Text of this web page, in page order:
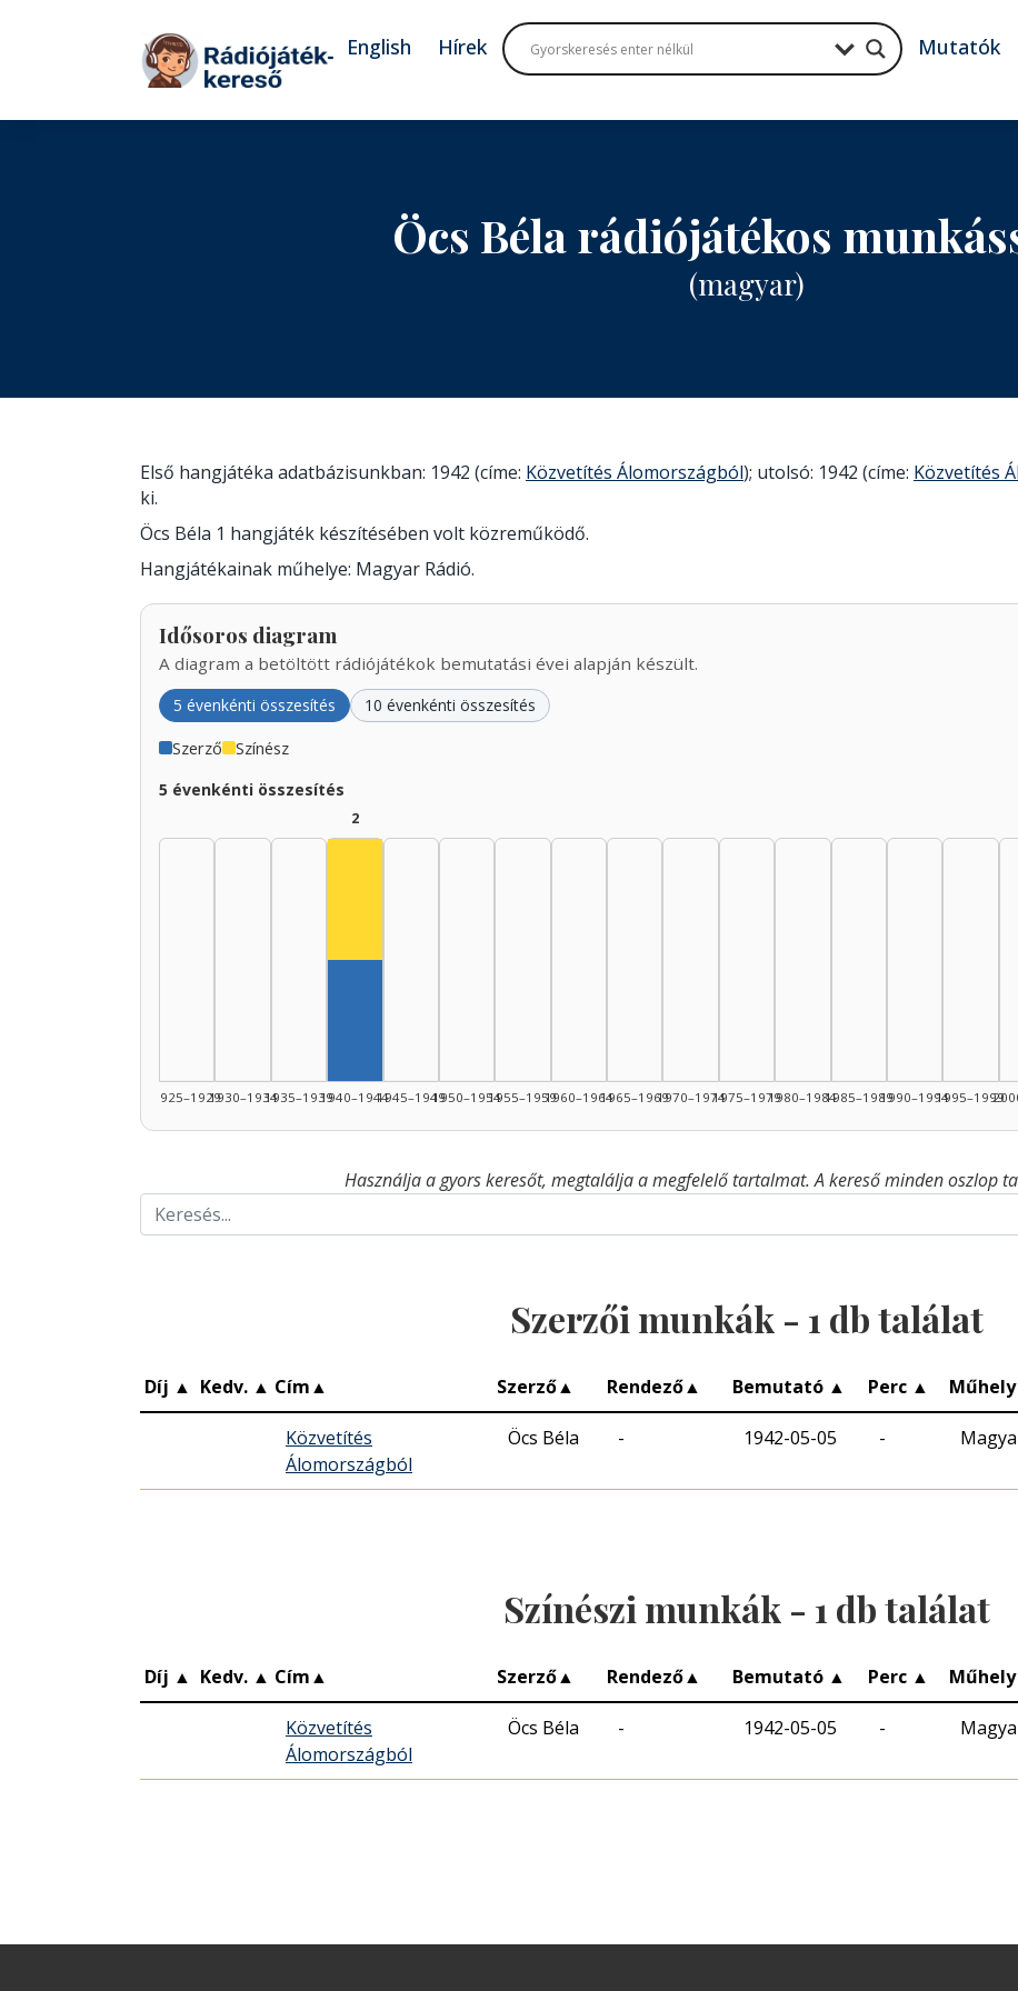
Tovább a tartalomhoz
English Hírek Mutatók
Öcs Béla rádiójátékos
(magyar)
Első hangjátéka adatbázisunkban: 1942 (címe: Közvetítés Álomországból); utolsó: 1942 (címe: Közvetítés
ki.
Öcs Béla 1 hangjáték készítésében volt közreműködő.
Hangjátékainak műhelye: Magyar Rádió.
Idősoros diagram
A diagram a betöltött rádiójátékok bemutatási évei alapján készült.
5 évenkénti összesítés 10 évenkénti összesítés
Szerző Színész
5 évenkénti összesítés
1925–19291930–19341935–1939
2
1940–19441945–19491950–19541955–19591960–19641965–19691970–19741975–19791980–19841985–19891990–19941995–1999
Használja a gyors keresőt, megtalálja a megfelelő tartalmat. A kereső minden oszlop
Szerzői munkák - 1 db találat
Díj ▲ Kedv. ▲ Cím▲ Szerző▲ Rendező▲ Bemutató ▲ Perc ▲ Műhely
Közvetítés
Álomországból
Öcs Béla - 1942-05-05 -
Színészi munkák - 1 db találat
Díj ▲ Kedv. ▲ Cím▲ Szerző▲ Rendező▲ Bemutató ▲ Perc ▲ Műhely
Közvetítés
Álomországból
Öcs Béla - 1942-05-05 -